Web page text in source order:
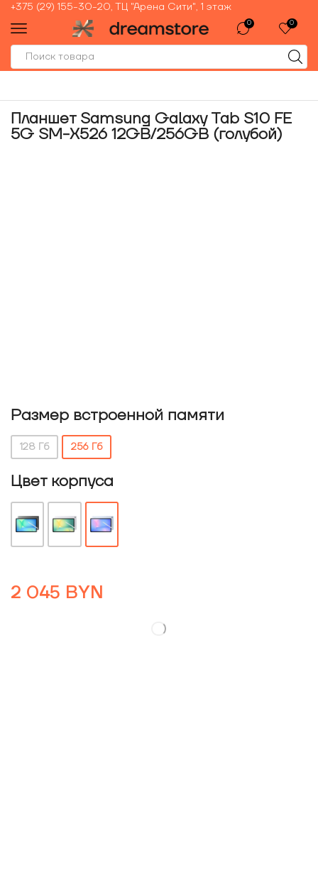
+375 (29) 155-30-20, ТЦ "Арена Сити", 1 этаж
0 0
Планшет Samsung Galaxy Tab S10 FE
5G SM-X526 12GB/256GB (голубой)
Размер встроенной памяти
128 Гб 256 Гб
Цвет корпуса
2 045 BYN